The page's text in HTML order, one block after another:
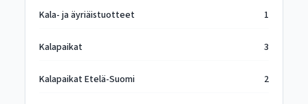
Kala- ja äyriäistuotteet 1
Kalapaikat 3
Kalapaikat Etelä-Suomi 2